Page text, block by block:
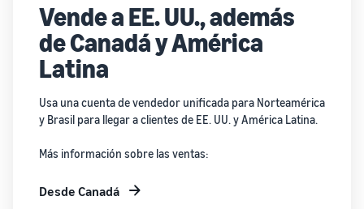
Vende a EE. UU., además
de Canadá y América
Latina
Usa una cuenta de vendedor unificada para Norteamérica
y Brasil para llegar a clientes de EE. UU. y América Latina.
Más información sobre las ventas:
Desde Canadá